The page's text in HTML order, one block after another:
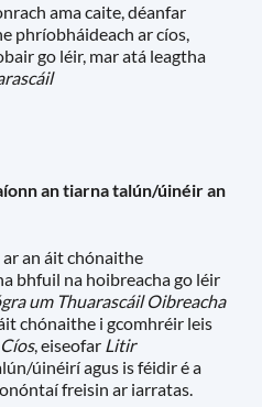
ama caite, déanfar
phríobháideach ar cíos,
go léir, mar atá leagtha
an tiarna talún/úinéir an
an áit chónaithe
bhfuil na hoibreacha go léir
um Thuarascáil Oibreacha
chónaithe i gcomhréir leis
, eiseofar Litir
úinéirí agus is féidir é a
freisin ar iarratas.